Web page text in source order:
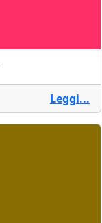
Leggi...